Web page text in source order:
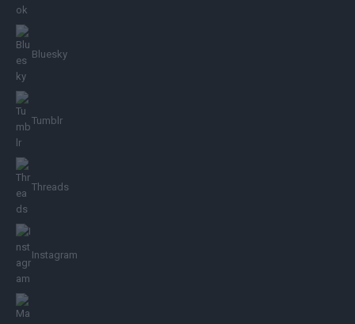
Bluesky
Tumblr
Threads
Instagram